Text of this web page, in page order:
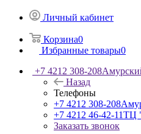
Личный кабинет
Корзина0
Избранные товары0
+7 4212 308-208
Назад
Телефоны
+7 4212 308-208
+7 4212 46-42-11ТЦ
Заказать звонок